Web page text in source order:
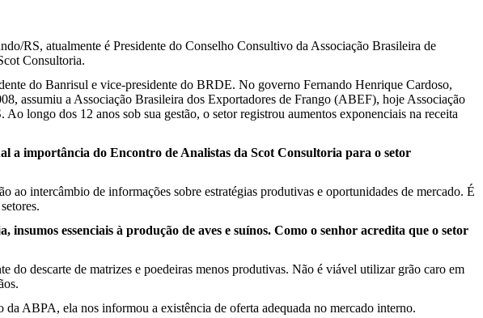
RS, atualmente é Presidente do Conselho Consultivo da Associação Brasileira de
Consultoria.
do Banrisul e vice-presidente do BRDE. No governo Fernando Henrique Cardoso,
assumiu a Associação Brasileira dos Exportadores de Frango (ABEF), hoje Associação
longo dos 12 anos sob sua gestão, o setor registrou aumentos exponenciais na receita
a importância do Encontro de Analistas da Scot Consultoria para o setor
intercâmbio de informações sobre estratégias produtivas e oportunidades de mercado. É
essenciais à produção de aves e suínos. Como o senhor acredita que o setor
do descarte de matrizes e poedeiras menos produtivas. Não é viável utilizar grão caro em
ABPA, ela nos informou a existência de oferta adequada no mercado interno.